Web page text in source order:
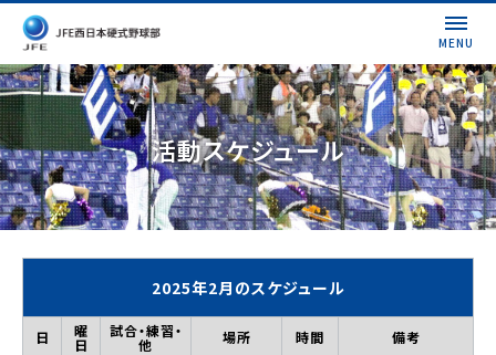
MENU
活動スケジュール
2025年2月のスケジュール
日 曜
日
試合・練習・
他 場所 時間 備考